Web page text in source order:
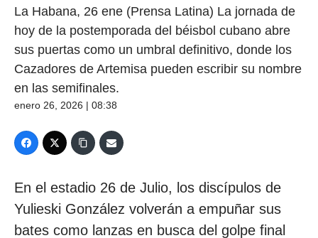
La Habana, 26 ene (Prensa Latina) La jornada de
hoy de la postemporada del béisbol cubano abre
sus puertas como un umbral definitivo, donde los
Cazadores de Artemisa pueden escribir su nombre
en las semifinales.
enero 26, 2026 | 08:38
En el estadio 26 de Julio, los discípulos de
Yulieski González volverán a empuñar sus
bates como lanzas en busca del golpe final